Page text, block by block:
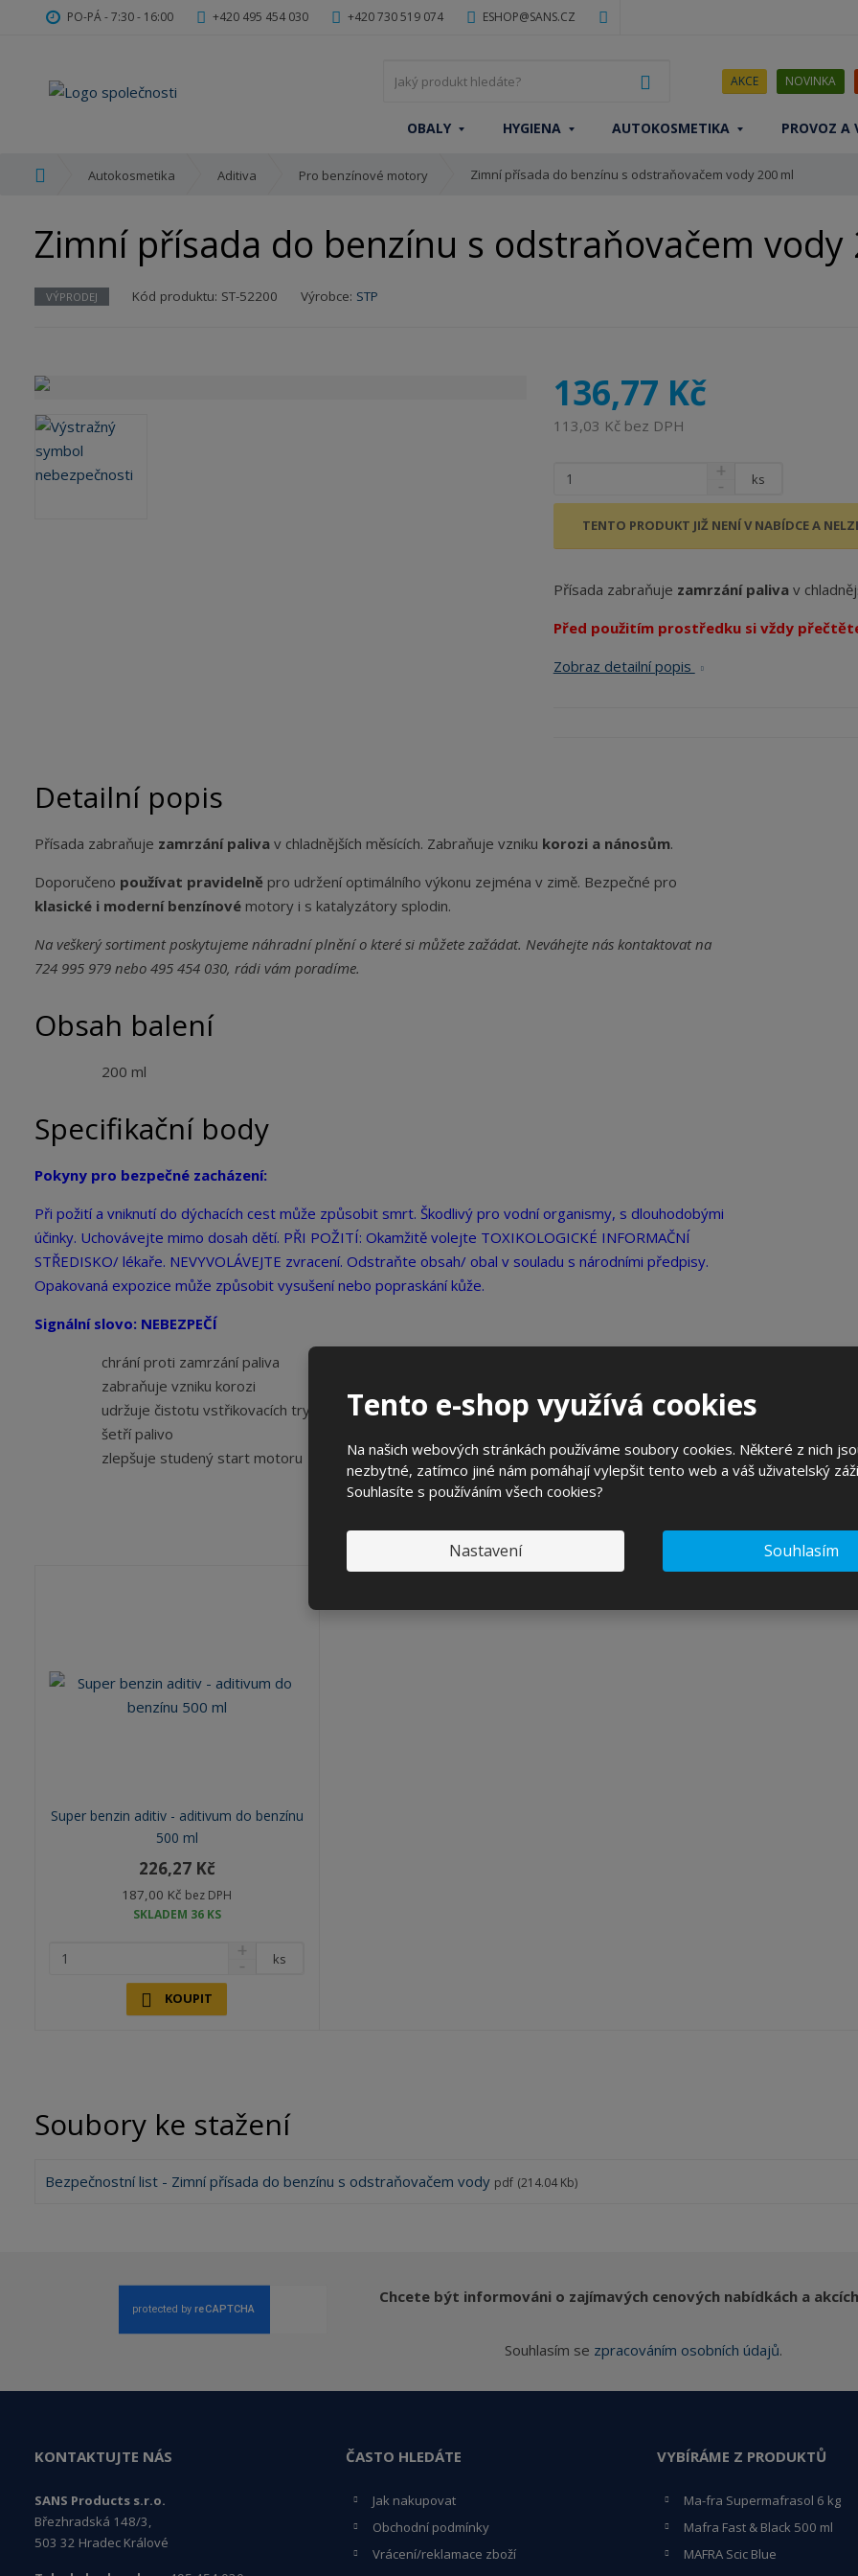
Tento e-shop využívá cookies
Na našich webových stránkách používáme soubory cookies. Některé z nich
nezbytné, zatímco jiné nám pomáhají vylepšit tento web a váš uživatelský
Souhlasíte s používáním všech cookies?
Nastavení Souhlasím
PO-PÁ - 7:30 - 16:00 +420 495 454 030 +420 730 519 074 ESHOP@SANS.CZ
ý
r
u
k
á
t
e
AKCE NOVINKA
OBALY HYGIENA AUTOKOSMETIKA PROVOZ A
d
n
s
n
Autokosmetika Aditiva Pro benzínové motory Zimní přísada do benzínu s odstraňovačem vody 200 ml
Zimní přísada do benzínu s odstraňovačem vody
VÝPRODEJ Kód produktu: ST-52200
K
Výrobce: STP
136,77 Kč
113,03 Kč bez DPH
ks
TENTO PRODUKT JIŽ NENÍ V NABÍDCE A
Přísada zabraňuje zamrzání palivav
Před použitím prostředku si vždy
Zobraz detailní popis
Detailní popis
Přísada zabraňuje zamrzání paliva v chladnějších měsících. Zabraňuje vzniku korozi a nánosům.
Doporučeno používat pravidelně pro udržení optimálního výkonu zejména v zimě. Bezpečné pro
klasické i moderní benzínové motory i s katalyzátory splodin.
Na veškerý sortiment poskytujeme náhradní plnění o které si můžete zažádat. Neváhejte nás kontaktovat na
724 995 979 nebo 495 454 030, rádi vám poradíme.
Obsah balení
200 ml
Specifikační body
Pokyny pro bezpečné zacházení:
Při požití a vniknutí do dýchacích cest může způsobit smrt. Škodlivý pro vodní organismy, s dlouhodobými
účinky. Uchovávejte mimo dosah dětí. PŘI POŽITÍ: Okamžitě volejte TOXIKOLOGICKÉ INFORMAČNÍ
STŘEDISKO/ lékaře. NEVYVOLÁVEJTE zvracení. Odstraňte obsah/ obal v souladu s národními předpisy.
Opakovaná expozice může způsobit vysušení nebo popraskání kůže.
Signální slovo: NEBEZPEČÍ
chrání proti zamrzání paliva
zabraňuje vzniku korozi
udržuje čistotu vstřikovacích trysek
šetří palivo
zlepšuje studený start motoru
Alternativy
Super benzin aditiv - aditivum do benzínu
500 ml
226,27 Kč
187,00 Kč bez DPH
SKLADEM 36 KS
ks
KOUPIT
Soubory ke stažení
Bezpečnostní list - Zimní přísada do benzínu s odstraňovačem vody pdf (214.04 Kb)
Chcete být informováni o zajímavých cenových nabídkách a
Souhlasím se zpracováním osobních údajů.
KONTAKTUJTE NÁS
SANS Products s.r.o.
Březhradská 148/3,
503 32 Hradec Králové
ČASTO HLEDÁTE
Jak nakupovat
Obchodní podmínky
Vrácení/reklamace zboží
VYBÍRÁME Z PRODUKTŮ
Ma-fra Supermafrasol 6 kg
Mafra Fast & Black 500 ml
MAFRA Scic Blue